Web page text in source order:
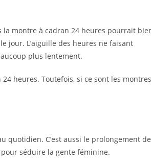
la montre à cadran 24 heures pourrait
jour. L’aiguille des heures ne faisant
plus lentement.
heures. Toutefois, si ce sont les montres
quotidien. C’est aussi le prolongement de
séduire la gente féminine.